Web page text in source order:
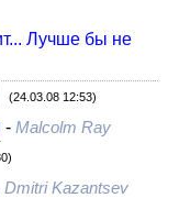
Лучше бы не
(24.03.08 12:53)
-Malcolm Ray
Dmitri Kazantsev